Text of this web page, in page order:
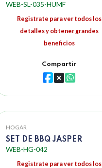
WEB-SL-035-HUMF
Registrate para ver todos los
detalles y obtener grandes
beneficios
Compartir
HOGAR
SET DE BBQ JASPER
WEB-HG-042
Registrate para ver todos los